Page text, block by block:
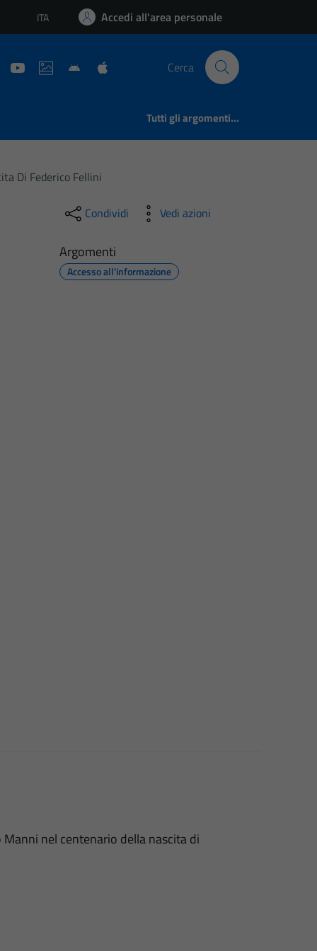
Lingua attiva:
ITA Accedi all'area personale
Cerca
Tutti gli argomenti...
Di Federico Fellini
Condividi Vedi azioni
Argomenti
Accesso all'informazione
nel centenario della nascita di